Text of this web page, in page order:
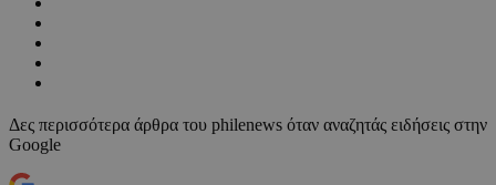
Δες περισσότερα άρθρα του philenews όταν αναζητάς ειδήσεις στην
Google